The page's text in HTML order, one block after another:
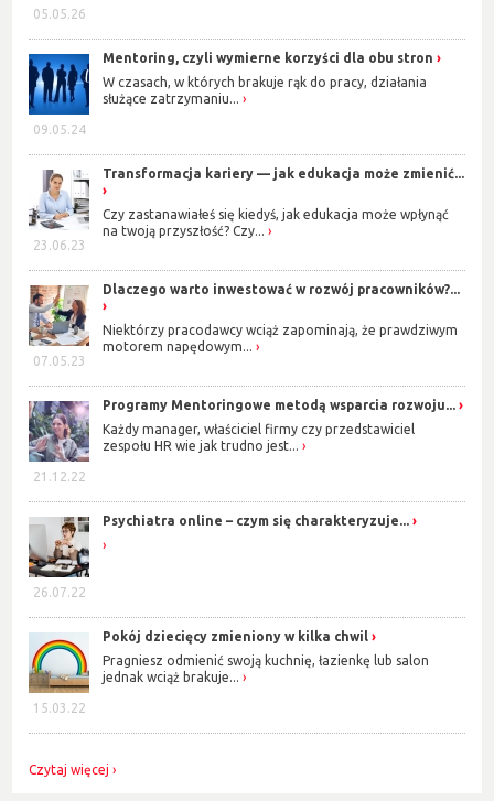
05.05.26
09.05.24
Mentoring, czyli wymierne korzyści dla obu stron
W czasach, w których brakuje rąk do pracy, działania
służące zatrzymaniu...
23.06.23
Transformacja kariery — jak edukacja może zmienić...
Czy zastanawiałeś się kiedyś, jak edukacja może wpłynąć
na twoją przyszłość? Czy...
07.05.23
Dlaczego warto inwestować w rozwój pracowników?...
Niektórzy pracodawcy wciąż zapominają, że prawdziwym
motorem napędowym...
21.12.22
Programy Mentoringowe metodą wsparcia rozwoju...
Każdy manager, właściciel firmy czy przedstawiciel
zespołu HR wie jak trudno jest...
26.07.22
Psychiatra online – czym się charakteryzuje...
15.03.22
Pokój dziecięcy zmieniony w kilka chwil
Pragniesz odmienić swoją kuchnię, łazienkę lub salon
jednak wciąż brakuje...
Czytaj więcej